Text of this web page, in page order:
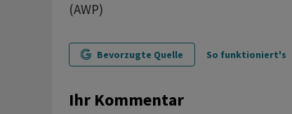
(AWP)
Bevorzugte Quelle So funktioniert's
Ihr Kommentar